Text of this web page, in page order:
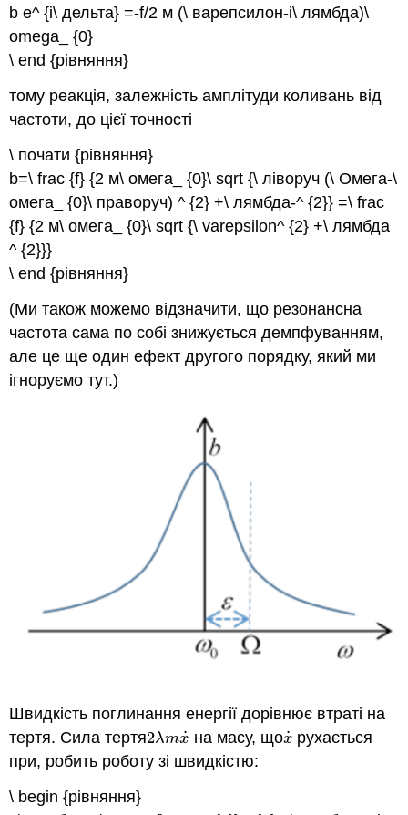
b e^ {i\ дельта} =-f/2 м (\ варепсилон-i\ лямбда)\
omega_ {0}
\ end {рівняння}
тому реакція, залежність амплітуди коливань від
частоти, до цієї точності
\ почати {рівняння}
b=\ frac {f} {2 м\ омега_ {0}\ sqrt {\ ліворуч (\ Омега-\
омега_ {0}\ праворуч) ^ {2} +\ лямбда-^ {2}} =\ frac
{f} {2 м\ омега_ {0}\ sqrt {\ varepsilon^ {2} +\ лямбда
^ {2}}}
\ end {рівняння}
(Ми також можемо відзначити, що резонансна
частота сама по собі знижується демпфуванням,
але це ще один ефект другого порядку, який ми
ігноруємо тут.)
Швидкість поглинання енергії дорівнює втраті на
тертя. Сила тертя2λmx
˙
2λmx˙ на масу, щоx
˙
x˙ рухається
при, робить роботу зі швидкістю:
\ begin {рівняння}